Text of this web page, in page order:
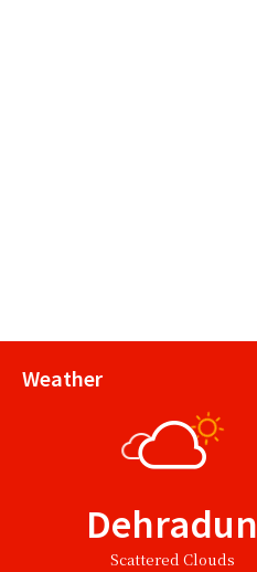
Weather
Dehradun
Scattered Clouds